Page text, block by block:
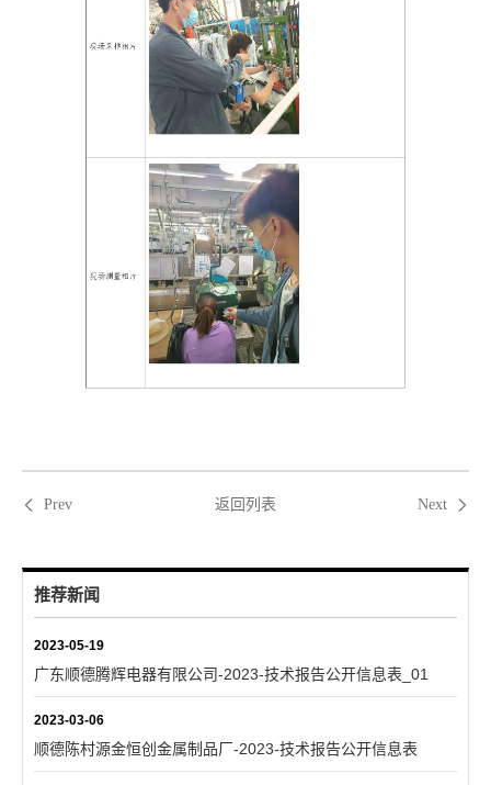
Prev 返回列表 Next
推荐新闻
2023-05-19
广东顺德腾辉电器有限公司-2023-技术报告公开信息表_01
2023-03-06
顺德陈村源金恒创金属制品厂-2023-技术报告公开信息表